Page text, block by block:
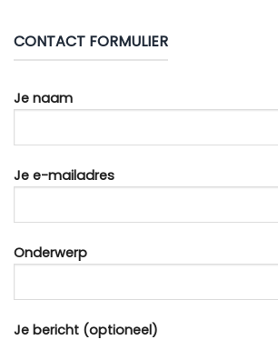
CONTACT FORMULIER
Je naam
Je e-mailadres
Onderwerp
Je bericht (optioneel)